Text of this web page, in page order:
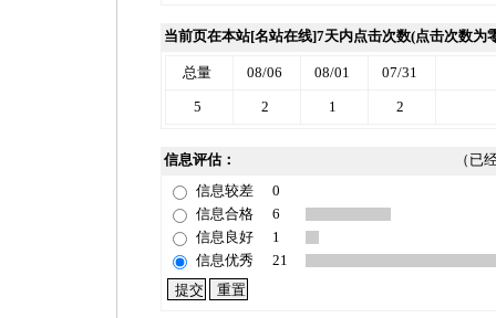
当前页在本站[名站在线]7天内点击次数(点击次数为
总量 08/06 08/01 07/31
5 2 1 2
信息评估：
（已
信息较差
0
信息合格
6
信息良好
1
信息优秀
21